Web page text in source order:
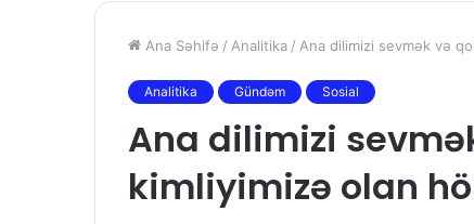
Ana Səhifə / Analitika / Ana dilimizi sevmək və
Analitika Gündəm Sosial
Ana dilimizi
kimliyimizə olan